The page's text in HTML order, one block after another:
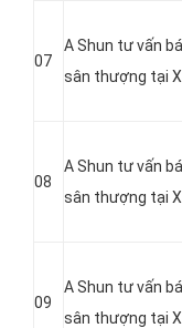
07
A Shun tư vấn
sân thượng tại
08
A Shun tư vấn
sân thượng tại
09
A Shun tư vấn
sân thượng tại